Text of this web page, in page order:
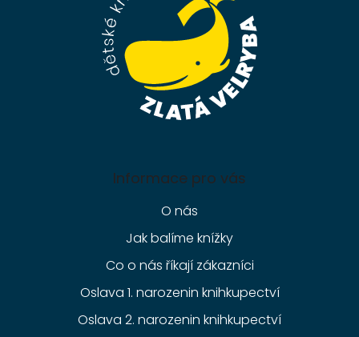
Informace pro vás
O nás
Jak balíme knížky
Co o nás říkají zákazníci
Oslava 1. narozenin knihkupectví
Oslava 2. narozenin knihkupectví